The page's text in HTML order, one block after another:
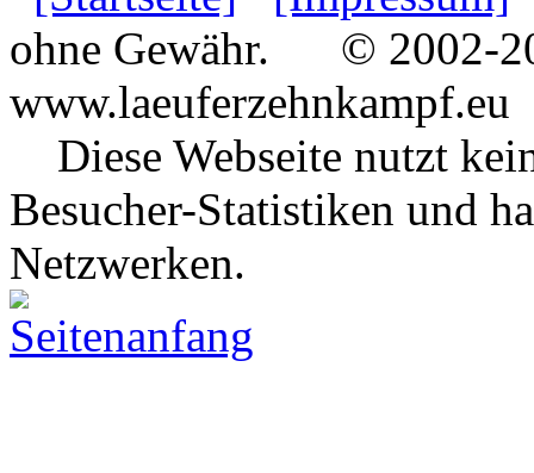
ohne Gewähr. © 2002-
www.laeuferzehnkampf.eu
Diese Webseite nutzt
Besucher-Statistiken und
Netzwerken.